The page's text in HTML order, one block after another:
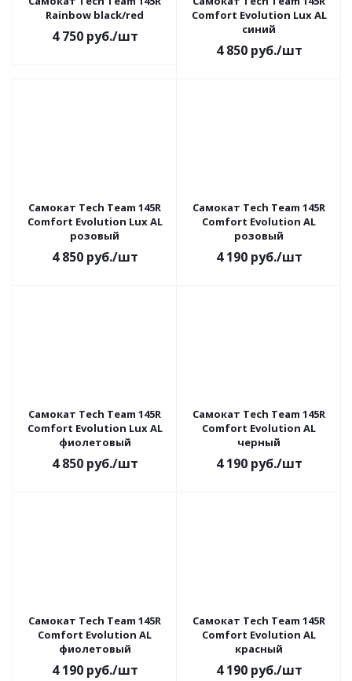
Rainbow black/red
4 750руб./шт
Comfort Evolution Lux AL
синий
4 850руб./шт
Самокат Tech Team 145R
Comfort Evolution Lux AL
розовый
4 850руб./шт
Самокат Tech Team 145R
Comfort Evolution AL
розовый
4 190руб./шт
Самокат Tech Team 145R
Comfort Evolution Lux AL
фиолетовый
4 850руб./шт
Самокат Tech Team 145R
Comfort Evolution AL
черный
4 190руб./шт
Самокат Tech Team 145R
Comfort Evolution AL
фиолетовый
4 190руб./шт
Самокат Tech Team 145R
Comfort Evolution AL
красный
4 190руб./шт